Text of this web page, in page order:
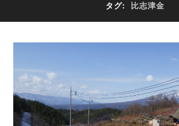
タグ: 比志津金